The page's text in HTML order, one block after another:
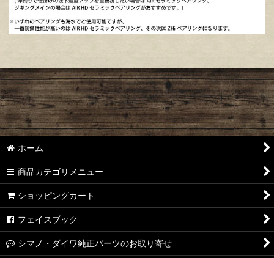
ホーム
商品カテゴリメニュー
ショッピングカート
フェイスブック
シマノ・ダイワ純正パーツのお取り寄せ